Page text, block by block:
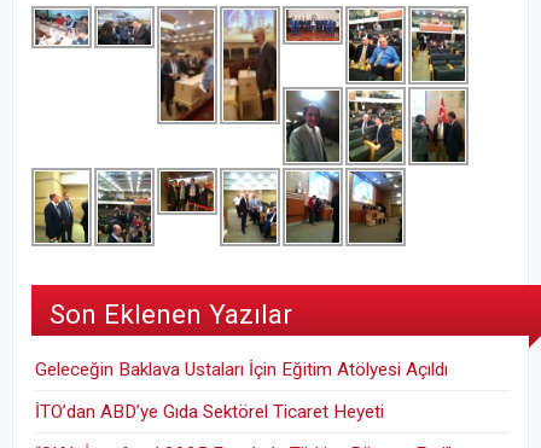
Son Eklenen Yazılar
Geleceğin Baklava Ustaları İçin Eğitim Atölyesi Açıldı
İTO’dan ABD’ye Gıda Sektörel Ticaret Heyeti